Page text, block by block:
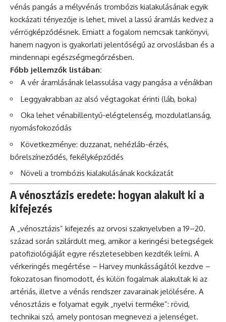
vénás pangás a mélyvénás trombózis kialakulásának egyik
kockázati tényezője is lehet, mivel a lassú áramlás kedvez a
vérrögképződésnek. Emiatt a fogalom nemcsak tankönyvi,
hanem nagyon is gyakorlati jelentőségű az orvoslásban és a
mindennapi egészségmegőrzésben.
Főbb jellemzők listában:
A vér áramlásának lelassulása vagy pangása a vénákban
Leggyakrabban az alsó végtagokat érinti (láb, boka)
Oka lehet vénabillentyű-elégtelenség, mozdulatlanság,
nyomásfokozódás
Következménye: duzzanat, nehézláb-érzés,
bőrelszíneződés, fekélyképződés
Növeli a trombózis kialakulásának kockázatát
A vénosztázis eredete: hogyan alakult ki a
kifejezés
A „vénosztázis” kifejezés az orvosi szaknyelvben a 19–20.
század során szilárdult meg, amikor a keringési betegségek
patofiziológiáját egyre részletesebben kezdték leírni. A
vérkeringés megértése – Harvey munkásságától kezdve –
fokozatosan finomodott, és külön fogalmak alakultak ki az
artériás, illetve a vénás rendszer zavarainak jelölésére. A
vénosztázis e folyamat egyik „nyelvi terméke”: rövid,
technikai szó, amely pontosan megnevezi a jelenséget.